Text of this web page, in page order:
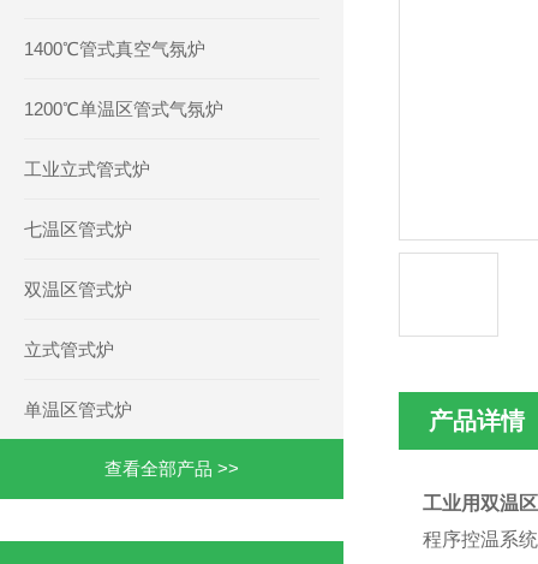
1400℃管式真空气氛炉
1200℃单温区管式气氛炉
工业立式管式炉
七温区管式炉
双温区管式炉
立式管式炉
单温区管式炉
查看全部产品 >>
产品详情
工业用双温
程序控温系